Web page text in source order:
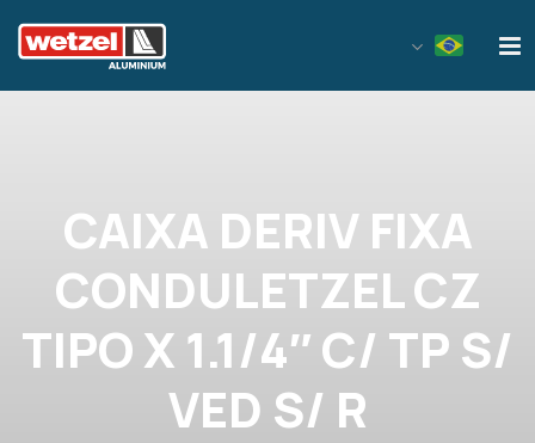
CAIXA DERIV FIXA
CONDULETZEL CZ
TIPO X 1.1/4″ C/ TP S/
VED S/ R